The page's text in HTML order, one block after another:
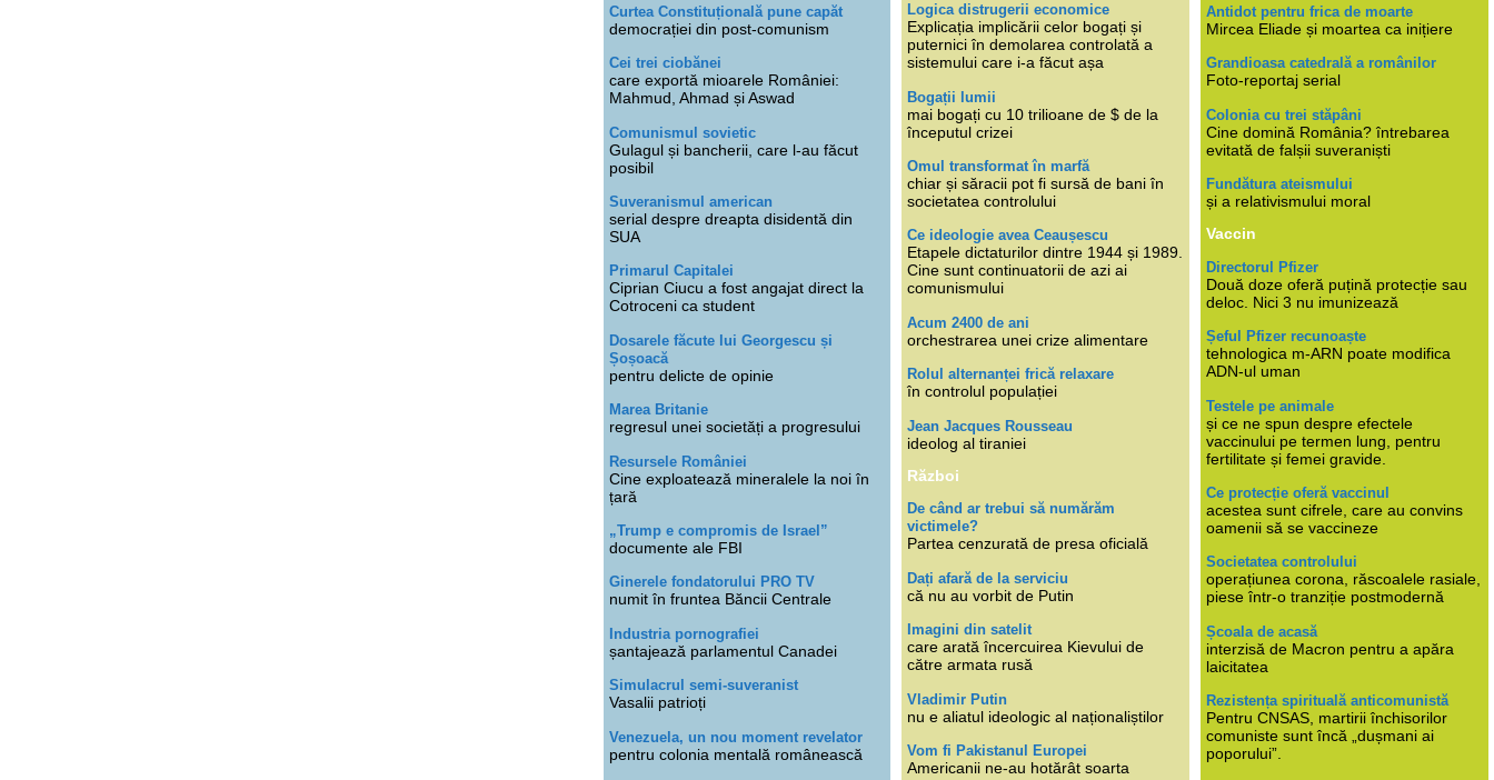
Curtea Constituțională pune capăt
democrației din post-comunism
Cei trei ciobănei
care exportă mioarele României:
Mahmud, Ahmad și Aswad
Comunismul sovietic
Gulagul și bancherii, care l-au făcut
posibil
Suveranismul american
serial despre dreapta disidentă din
SUA
Primarul Capitalei
Ciprian Ciucu a fost angajat direct la
Cotroceni ca student
Dosarele făcute lui Georgescu și
Șoșoacă
pentru delicte de opinie
Marea Britanie
regresul unei societăți a progresului
Resursele României
Cine exploatează mineralele la noi în
țară
„Trump e compromis de Israel”
documente ale FBI
Ginerele fondatorului PRO TV
numit în fruntea Băncii Centrale
Industria pornografiei
șantajează parlamentul Canadei
Simulacrul semi-suveranist
Vasalii patrioți
Venezuela, un nou moment revelator
pentru colonia mentală românească
Logica distrugerii economice
Explicația implicării celor bogați și
puternici în demolarea controlată a
sistemului care i-a făcut așa
Bogații lumii
mai bogați cu 10 trilioane de $ de la
începutul crizei
Omul transformat în marfă
chiar și săracii pot fi sursă de bani în
societatea controlului
Ce ideologie avea Ceaușescu
Etapele dictaturilor dintre 1944 și 1989.
Cine sunt continuatorii de azi ai
comunismului
Acum 2400 de ani
orchestrarea unei crize alimentare
Rolul alternanței frică relaxare
în controlul populației
Jean Jacques Rousseau
ideolog al tiraniei
Război
De când ar trebui să numărăm
victimele?
Partea cenzurată de presa oficială
Dați afară de la serviciu
că nu au vorbit de Putin
Imagini din satelit
care arată încercuirea Kievului de
către armata rusă
Vladimir Putin
nu e aliatul ideologic al naționaliștilor
Vom fi Pakistanul Europei
Americanii ne-au hotărât soarta
Antidot pentru frica de moarte
Mircea Eliade și moartea ca inițiere
Grandioasa catedrală a românilor
Foto-reportaj serial
Colonia cu trei stăpâni
Cine domină România? întrebarea
evitată de falșii suveraniști
Fundătura ateismului
și a relativismului moral
Vaccin
Directorul Pfizer
Două doze oferă puțină protecție sau
deloc. Nici 3 nu imunizează
Șeful Pfizer recunoaște
tehnologica m-ARN poate modifica
ADN-ul uman
Testele pe animale
și ce ne spun despre efectele
vaccinului pe termen lung, pentru
fertilitate și femei gravide.
Ce protecție oferă vaccinul
acestea sunt cifrele, care au convins
oamenii să se vaccineze
Societatea controlului
operațiunea corona, răscoalele rasiale,
piese într-o tranziție postmodernă
Școala de acasă
interzisă de Macron pentru a apăra
laicitatea
Rezistența spirituală anticomunistă
Pentru CNSAS, martirii închisorilor
comuniste sunt încă „dușmani ai
poporului”.